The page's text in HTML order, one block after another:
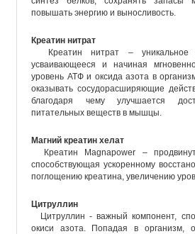
повышать энергию и выносливость.
Креатин нитрат
Креатин нитрат – уникальное
усваивающееся и начиная
уровень АТФ и оксида азота в
оказывать сосудорасширяющие
благодаря чему улучшается
питательных веществ в мышцы.
Магний креатин хелат
Креатин Magnapower –
способствующая ускоренному
поглощению креатина, увеличению
Цитруллин
Цитруллин - важный компонент,
окиси азота. Попадая в организм,